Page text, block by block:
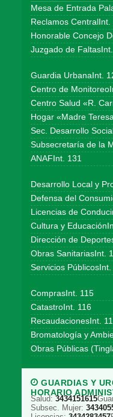
Mesa de Entrada
Reclamos CentralInt.
Honorable Concejo
Juzgado de
Guardia UrbanaInt.
Centro de
Centro Salud «R.
Hogar «Madre
Sec. Desarrollo
Subsecretaría de la
ANAFInt. 131
Desarrollo Local y
Defensa del
Licencias de
Cultura y
Dirección de
Obras SanitariasInt.
Servicios
ComprasInt. 115
CatastroInt. 116
RecaudacionesInt.
Bromatología y
Obras Públicas
GUARDIAS Y
HORARIO
Salud: 3434151615
Subsec. Mujer: